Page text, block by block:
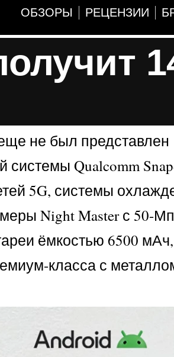
ОБЗОРЫ РЕЦЕНЗИИ
не был представлен
Qualcomm
5G, системы
Night Master с 50-
ёмкостью 6500
класса с